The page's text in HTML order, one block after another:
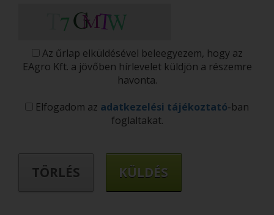
Az űrlap elküldésével beleegyezem, hogy az
EAgro Kft. a jövőben hírlevelet küldjön a részemre
havonta.
Elfogadom az adatkezelési tájékoztató-ban
foglaltakat.